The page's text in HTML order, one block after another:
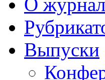
Выпуски